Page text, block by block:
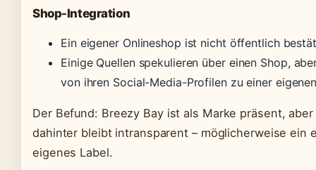
Shop-Integration
Ein eigener Onlineshop ist nicht öffentlich
Einige Quellen spekulieren über einen Shop,
von ihren Social-Media-Profilen zu einer
Der Befund: Breezy Bay ist als Marke präsent,
dahinter bleibt intransparent – möglicherweise ein
eigenes Label.